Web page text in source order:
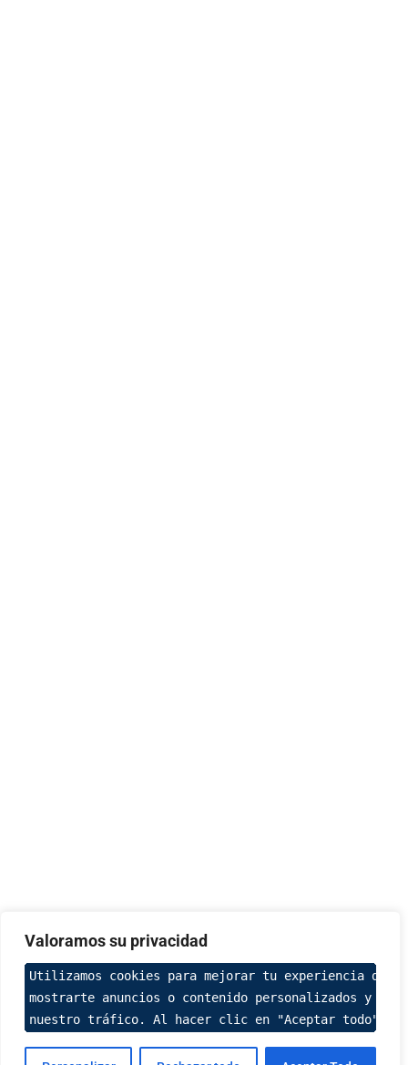
Valoramos su privacidad
Utilizamos cookies para mejorar tu experiencia de
mostrarte anuncios o contenido personalizados y
nuestro tráfico. Al hacer clic en "Aceptar todo",